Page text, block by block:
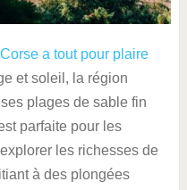
a tout pour plaire
et soleil, la région
plages de sable fin
parfaite pour les
les richesses de
à des plongées